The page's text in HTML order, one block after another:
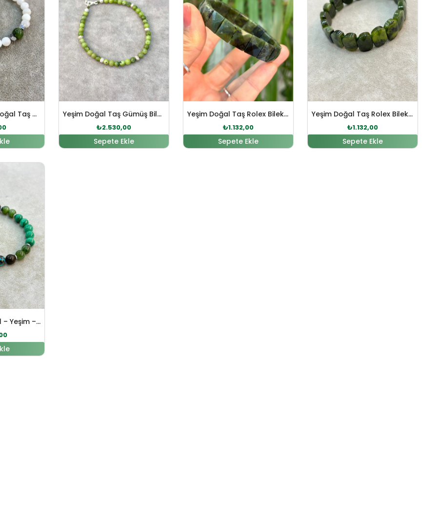
Ay Taşı – Yeşim Doğal Taş Bileklik Yeşim Doğal Taş Gümüş Bileklik
₺2.530,00
Sepete Ekle
Yeşim Doğal Taş Rolex Bileklik
₺1.132,00
Sepete Ekle
Yeşim Doğal Taş Rolex Bileklik
₺1.132,00
Sepete Ekle
Malahit – Krizokol – Yeşim – Azurit Doğal Taş Bileklik
₺2.646,00.
Şu andaki fiyat: ₺2.406,00.